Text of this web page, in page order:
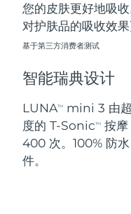
您的皮肤更好地吸
对护肤品的吸收效果
基于第三方消费者测试
智能瑞典设计
LUNATM
mini 3 由超
度的 T-SonicTM
按
400 次。100% 防
件。
瑞士
台湾
泰国
土耳其
阿拉伯联合酋长国